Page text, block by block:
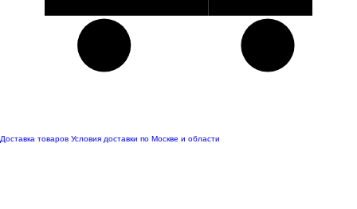
Доставка товаров Условия доставки по Москве и области